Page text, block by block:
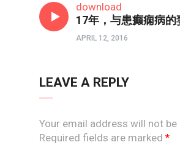
download
17年，与患癫痫病的
APRIL 12, 2016
LEAVE A REPLY
Your email address will not be
Required fields are marked *